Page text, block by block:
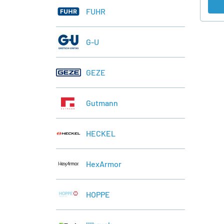
FUHR
G-U
GEZE
Gutmann
HECKEL
HexArmor
HOPPE